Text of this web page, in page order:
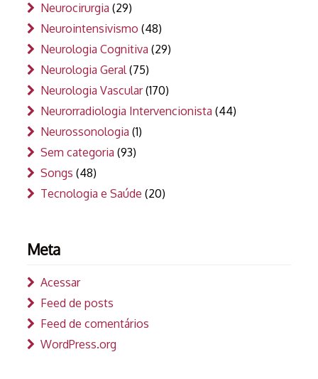
Neurocirurgia (29)
Neurointensivismo (48)
Neurologia Cognitiva (29)
Neurologia Geral(75)
Neurologia Vascular(170)
Neurorradiologia Intervencionista (44)
Neurossonologia (1)
Sem categoria (93)
Songs (48)
Tecnologia e Saúde (20)
Meta
Acessar
Feed de posts
Feed de comentários
WordPress.org